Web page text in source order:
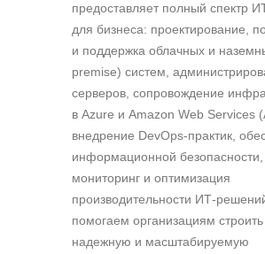
предоставляет полный спектр
для бизнеса: проектирование,
и поддержка облачных и
premise) систем,
серверов, сопровождение
в Azure и Amazon Web Services
внедрение DevOps-практик,
информационной безопасности,
мониторинг и оптимизация
производительности ИТ-
помогаем организациям строить
надежную и масштабируемую